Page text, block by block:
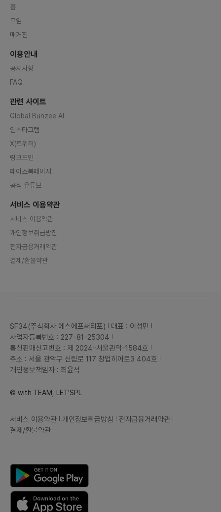
홈
모임
매거진
이용안내
공지사항
FAQ
관련 사이트
Global Bunzee AI
인스타그램
X(트위터)
링크드인
페이스북페이지
공식 유튜브
서비스 이용약관
서비스 이용약관
개인정보취급방침
전자금융거래약관
결제/환불약관
SF34(주식회사 에스에프써티포)
대표 : 이성민
사업자등록번호 : 227-81-25304
통신판매신고번호 : 제 2024-서울관악-1584호
주소 : 서울 관악구 신림로 117 창업히어로3 404호
개인정보책임자 : 최윤석
© with TEAM, LET'SPL
서비스 이용약관 개인정보취급방침
전자금융거래약관
결제/환불약관